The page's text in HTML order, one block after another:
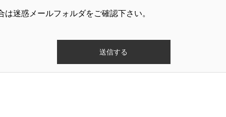
は迷惑メールフォルダをご確認下さい。